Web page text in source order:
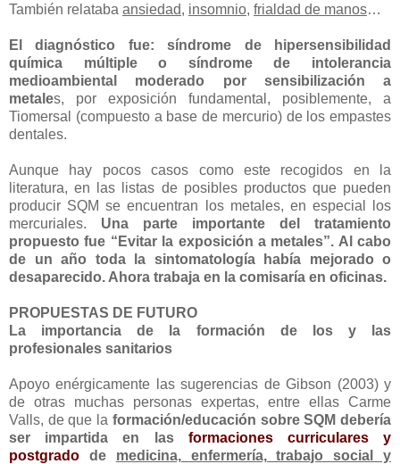
También relataba ansiedad, insomnio, frialdad de manos…
El diagnóstico fue: síndrome de hipersensibilidad
química múltiple o síndrome de intolerancia
medioambiental moderado por sensibilización a
metales, por exposición fundamental, posiblemente, a
Tiomersal (compuesto a base de mercurio) de los empastes
dentales.
Aunque hay pocos casos como este recogidos en la
literatura, en las listas de posibles productos que pueden
producir SQM se encuentran los metales, en especial los
mercuriales. Una parte importante del tratamiento
propuesto fue “Evitar la exposición a metales”. Al cabo
de un año toda la sintomatología había mejorado o
desaparecido. Ahora trabaja en la comisaría en oficinas.
PROPUESTAS DE FUTURO
La importancia de la formación de los y las
profesionales sanitarios
Apoyo enérgicamente las sugerencias de Gibson (2003) y
de otras muchas personas expertas, entre ellas Carme
Valls, de que la formación/educación sobre SQM debería
ser impartida en las formaciones curriculares y
postgrado de medicina, enfermería, trabajo social y